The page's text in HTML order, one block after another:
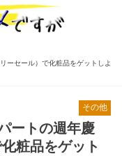
ーセール）で化粧品をゲットしよ
その他
ートの週年慶
粧品をゲット